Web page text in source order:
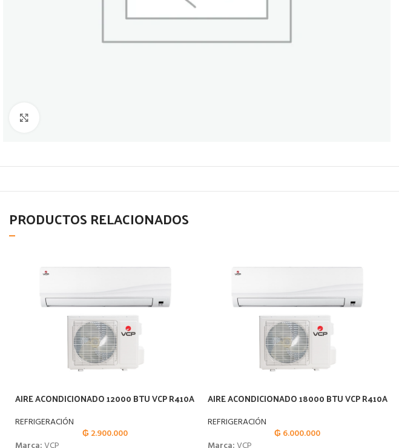
PRODUCTOS RELACIONADOS
AIRE ACONDICIONADO 12000 BTU VCP R410A
REFRIGERACIÓN
₲ 2.900.000
AIRE ACONDICIONADO 18000 BTU VCP R410A
REFRIGERACIÓN
₲ 6.000.000